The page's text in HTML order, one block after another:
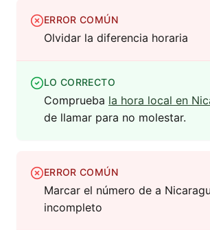
ERROR COMÚN
Olvidar la diferencia horaria
LO CORRECTO
Comprueba la hora local en
de llamar para no molestar.
ERROR COMÚN
Marcar el número de a
incompleto